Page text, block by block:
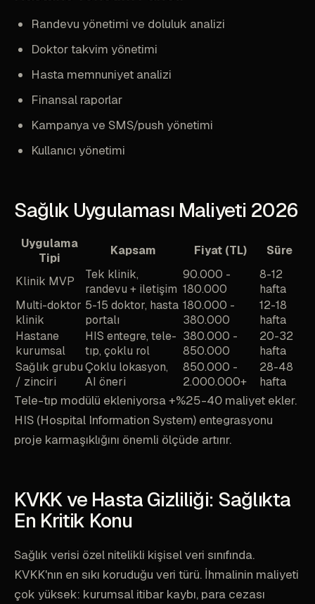
Randevu yönetimi ve doluluk analizi
Doktor takvim yönetimi
Hasta memnuniyet analizi
Finansal raporlar
Kampanya ve SMS/push yönetimi
Kullanıcı yönetimi
Sağlık Uygulaması Maliyeti 2026
Uygulama
Tipi
Kapsam Fiyat (TL) Süre
Klinik MVP
Tek klinik,
randevu + iletişim
90.000 -
180.000
8-12
hafta
Multi-doktor
klinik
5-15 doktor, hasta
portalı
180.000 -
380.000
12-18
hafta
Hastane
kurumsal
HIS entegre, tele-
tıp, çoklu rol
380.000 -
850.000
20-32
hafta
Sağlık grubu
/ zinciri
Çoklu lokasyon,
AI öneri
850.000 -
2.000.000+
28-48
hafta
Tele-tıp modülü ekleniyorsa +%25-40 maliyet ekler.
HIS (Hospital Information System) entegrasyonu
proje karmaşıklığını önemli ölçüde artırır.
KVKK ve Hasta Gizliliği: Sağlıkta
En Kritik Konu
Sağlık verisi özel nitelikli kişisel veri sınıfında.
KVKK'nın en sıkı koruduğu veri türü. İhmalinin maliyeti
çok yüksek: kurumsal itibar kaybı, para cezası